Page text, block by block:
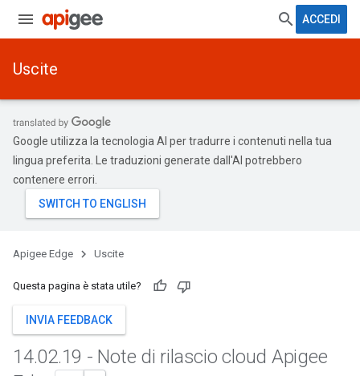
ACCEDI
Uscite
Google utilizza la tecnologia AI per tradurre i contenuti nella tua
lingua preferita. Le traduzioni generate dall'AI potrebbero
contenere errori.
Apigee Edge Uscite
Questa pagina è stata utile?
INVIA FEEDBACK
14.02.19 - Note di rilascio cloud Apigee